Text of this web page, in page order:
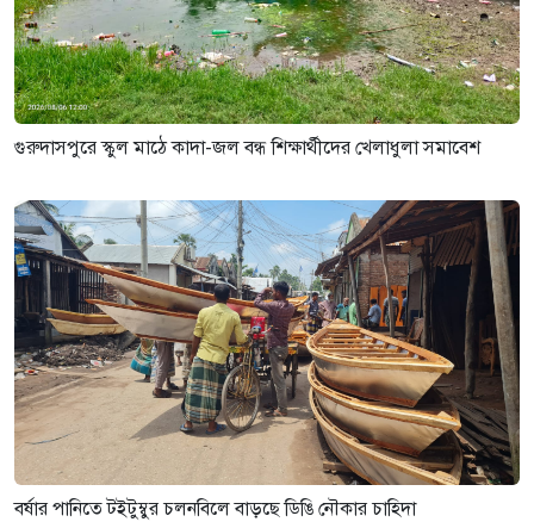
গুরুদাসপুরে স্কুল মাঠে কাদা-জল বন্ধ শিক্ষার্থীদের খেলাধুলা সমাবেশ
বর্ষার পানিতে টইটুম্বুর চলনবিলে বাড়ছে ডিঙি নৌকার চাহিদা